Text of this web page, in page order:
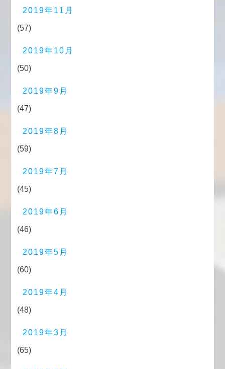
2019年11月
(57)
2019年10月
(50)
2019年9月
(47)
2019年8月
(59)
2019年7月
(45)
2019年6月
(46)
2019年5月
(60)
2019年4月
(48)
2019年3月
(65)